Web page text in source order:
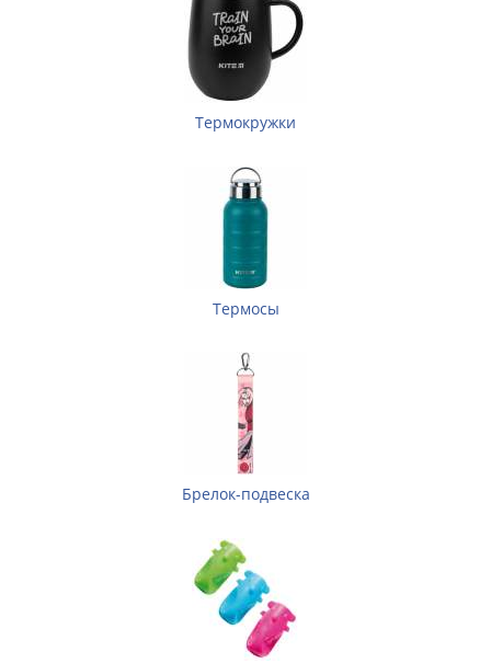
Термокружки
Термосы
Брелок-подвеска